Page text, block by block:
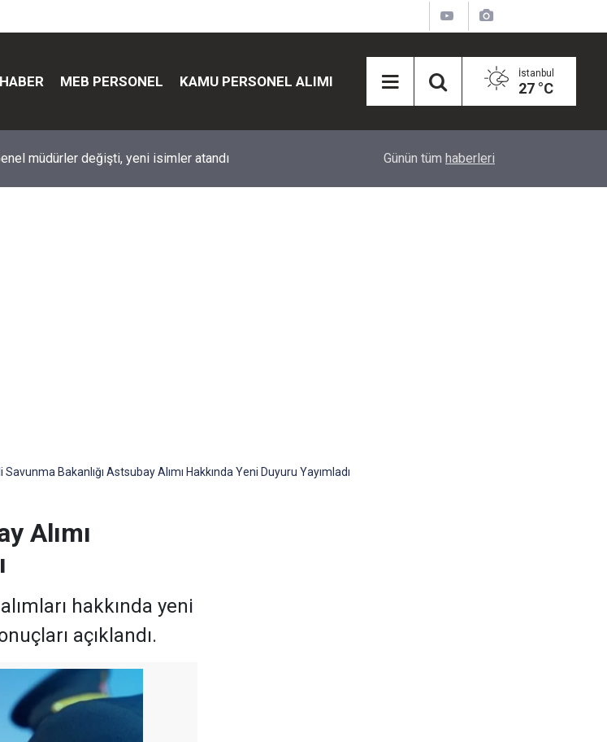
MEB PERSONEL KAMU PERSONEL ALIMI İstanbul
27 °C
müdürler değişti, yeni isimler atandı Eğiti Bir Sen'den Kadınlar İçin Olay Teklif:
Günün tüm haberleri
Savunma Bakanlığı Astsubay Alımı Hakkında Yeni Duyuru Yayımladı
Alımı
hakkında yeni
açıklandı.